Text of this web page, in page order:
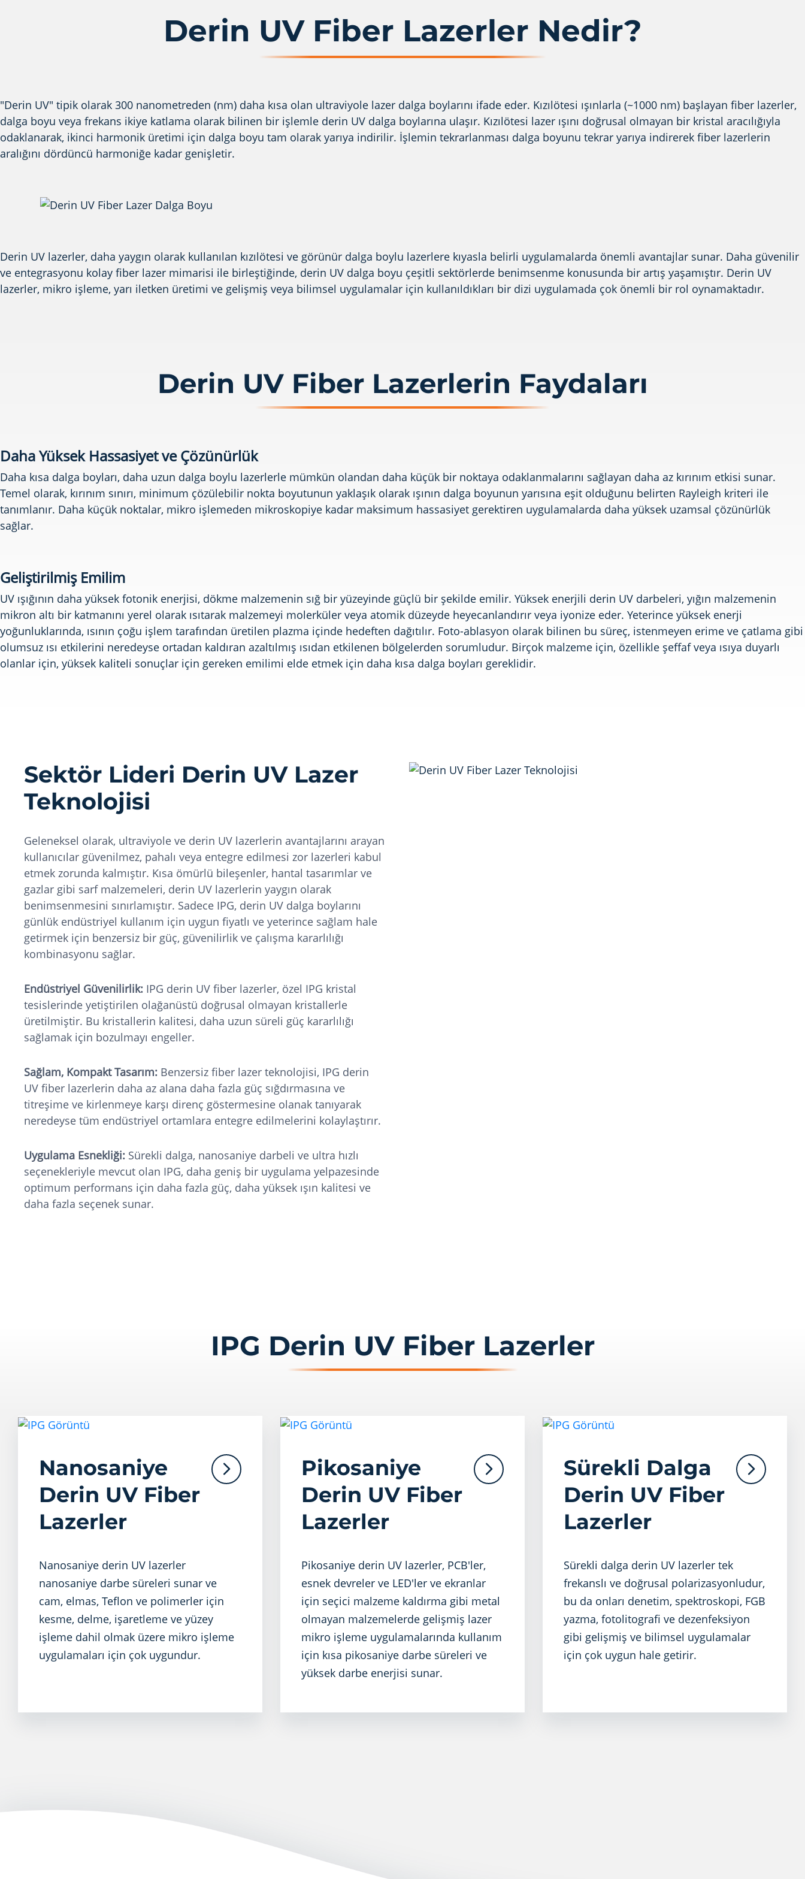
Derin UV Fiber Lazerler Nedir?
"Derin UV" tipik olarak 300 nanometreden (nm) daha kısa olan ultraviyole lazer dalga boylarını ifade eder. Kızılötesi ışınlarla (~1000 nm) başlayan fiber lazerler,
dalga boyu veya frekans ikiye katlama olarak bilinen bir işlemle derin UV dalga boylarına ulaşır. Kızılötesi lazer ışını doğrusal olmayan bir kristal aracılığıyla
odaklanarak, ikinci harmonik üretimi için dalga boyu tam olarak yarıya indirilir. İşlemin tekrarlanması dalga boyunu tekrar yarıya indirerek fiber lazerlerin
aralığını dördüncü harmoniğe kadar genişletir.
Derin UV lazerler, daha yaygın olarak kullanılan kızılötesi ve görünür dalga boylu lazerlere kıyasla belirli uygulamalarda önemli avantajlar sunar. Daha güvenilir
ve entegrasyonu kolay fiber lazer mimarisi ile birleştiğinde, derin UV dalga boyu çeşitli sektörlerde benimsenme konusunda bir artış yaşamıştır. Derin UV
lazerler, mikro işleme, yarı iletken üretimi ve gelişmiş veya bilimsel uygulamalar için kullanıldıkları bir dizi uygulamada çok önemli bir rol oynamaktadır.
Derin UV Fiber Lazerlerin Faydaları
Daha Yüksek Hassasiyet ve Çözünürlük
Daha kısa dalga boyları, daha uzun dalga boylu lazerlerle mümkün olandan daha küçük bir noktaya odaklanmalarını sağlayan daha az kırınım etkisi sunar.
Temel olarak, kırınım sınırı, minimum çözülebilir nokta boyutunun yaklaşık olarak ışının dalga boyunun yarısına eşit olduğunu belirten Rayleigh kriteri ile
tanımlanır. Daha küçük noktalar, mikro işlemeden mikroskopiye kadar maksimum hassasiyet gerektiren uygulamalarda daha yüksek uzamsal çözünürlük
sağlar.
Geliştirilmiş Emilim
UV ışığının daha yüksek fotonik enerjisi, dökme malzemenin sığ bir yüzeyinde güçlü bir şekilde emilir. Yüksek enerjili derin UV darbeleri, yığın malzemenin
mikron altı bir katmanını yerel olarak ısıtarak malzemeyi molerküler veya atomik düzeyde heyecanlandırır veya iyonize eder. Yeterince yüksek enerji
yoğunluklarında, ısının çoğu işlem tarafından üretilen plazma içinde hedeften dağıtılır. Foto-ablasyon olarak bilinen bu süreç, istenmeyen erime ve çatlama gibi
olumsuz ısı etkilerini neredeyse ortadan kaldıran azaltılmış ısıdan etkilenen bölgelerden sorumludur. Birçok malzeme için, özellikle şeffaf veya ısıya duyarlı
olanlar için, yüksek kaliteli sonuçlar için gereken emilimi elde etmek için daha kısa dalga boyları gereklidir.
Sektör Lideri Derin UV Lazer
Teknolojisi
Geleneksel olarak, ultraviyole ve derin UV lazerlerin avantajlarını arayan
kullanıcılar güvenilmez, pahalı veya entegre edilmesi zor lazerleri kabul
etmek zorunda kalmıştır. Kısa ömürlü bileşenler, hantal tasarımlar ve
gazlar gibi sarf malzemeleri, derin UV lazerlerin yaygın olarak
benimsenmesini sınırlamıştır. Sadece IPG, derin UV dalga boylarını
günlük endüstriyel kullanım için uygun fiyatlı ve yeterince sağlam hale
getirmek için benzersiz bir güç, güvenilirlik ve çalışma kararlılığı
kombinasyonu sağlar.
Endüstriyel Güvenilirlik: IPG derin UV fiber lazerler, özel IPG kristal
tesislerinde yetiştirilen olağanüstü doğrusal olmayan kristallerle
üretilmiştir. Bu kristallerin kalitesi, daha uzun süreli güç kararlılığı
sağlamak için bozulmayı engeller.
Sağlam, Kompakt Tasarım: Benzersiz fiber lazer teknolojisi, IPG derin
UV fiber lazerlerin daha az alana daha fazla güç sığdırmasına ve
titreşime ve kirlenmeye karşı direnç göstermesine olanak tanıyarak
neredeyse tüm endüstriyel ortamlara entegre edilmelerini kolaylaştırır.
Uygulama Esnekliği: Sürekli dalga, nanosaniye darbeli ve ultra hızlı
seçenekleriyle mevcut olan IPG, daha geniş bir uygulama yelpazesinde
optimum performans için daha fazla güç, daha yüksek ışın kalitesi ve
daha fazla seçenek sunar.
IPG Derin UV Fiber Lazerler
Nanosaniye
Derin UV Fiber
Lazerler
Nanosaniye derin UV lazerler
nanosaniye darbe süreleri sunar ve
cam, elmas, Teflon ve polimerler için
kesme, delme, işaretleme ve yüzey
işleme dahil olmak üzere mikro işleme
uygulamaları için çok uygundur.
Pikosaniye
Derin UV Fiber
Lazerler
Pikosaniye derin UV lazerler, PCB'ler,
esnek devreler ve LED'ler ve ekranlar
için seçici malzeme kaldırma gibi metal
olmayan malzemelerde gelişmiş lazer
mikro işleme uygulamalarında kullanım
için kısa pikosaniye darbe süreleri ve
yüksek darbe enerjisi sunar.
Sürekli Dalga
Derin UV Fiber
Lazerler
Sürekli dalga derin UV lazerler tek
frekanslı ve doğrusal polarizasyonludur,
bu da onları denetim, spektroskopi, FGB
yazma, fotolitografi ve dezenfeksiyon
gibi gelişmiş ve bilimsel uygulamalar
için çok uygun hale getirir.